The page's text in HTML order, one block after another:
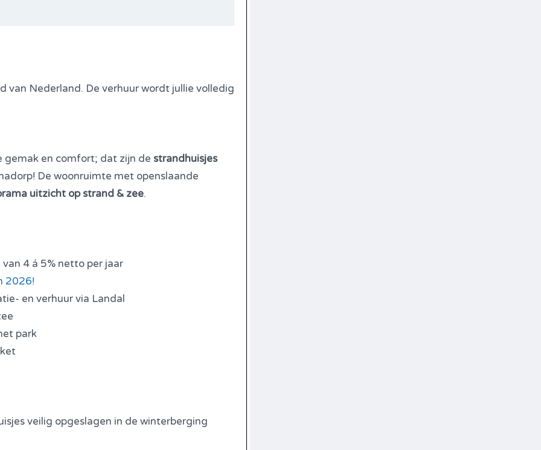
van Nederland. De verhuur wordt jullie volledig
gemak en comfort; dat zijn de strandhuisjes
De woonruimte met openslaande
uitzicht op strand & zee.
4 á 5% netto per jaar
2026!
en verhuur via Landal
park
veilig opgeslagen in de winterberging